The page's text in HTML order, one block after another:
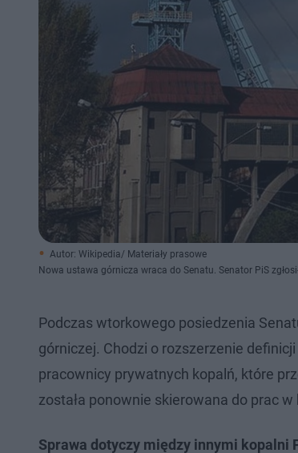
Autor: Wikipedia/ Materiały prasowe
Nowa ustawa górnicza wraca do Senatu. Senator PiS
Podczas wtorkowego posiedzenia
górniczej. Chodzi o rozszerzenie
pracownicy prywatnych kopalń, które
została ponownie skierowana do prac w
Sprawa dotyczy między innymi kopalni